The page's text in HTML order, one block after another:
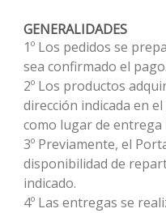
GENERALIDADES
1º Los pedidos se
sea confirmado el pago.
2º Los productos
dirección indicada en
como lugar de
3º Previamente, el
disponibilidad de
indicado.
4º Las entregas se